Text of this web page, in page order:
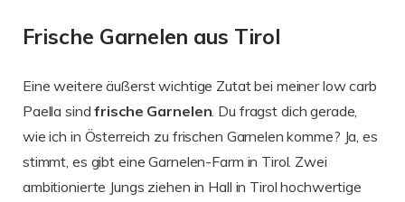
Frische Garnelen aus Tirol
Eine weitere äußerst wichtige Zutat bei meiner low carb
Paella sind frische Garnelen. Du fragst dich gerade,
wie ich in Österreich zu frischen Garnelen komme? Ja, es
stimmt, es gibt eine Garnelen-Farm in Tirol. Zwei
ambitionierte Jungs ziehen in Hall in Tirol hochwertige